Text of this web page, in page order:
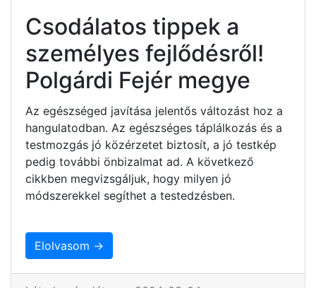
Csodálatos tippek a
személyes fejlődésről!
Polgárdi Fejér megye
Az egészséged javítása jelentős változást hoz a
hangulatodban. Az egészséges táplálkozás és a
testmozgás jó közérzetet biztosít, a jó testkép
pedig további önbizalmat ad. A következő
cikkben megvizsgáljuk, hogy milyen jó
módszerekkel segíthet a testedzésben.
Elolvasom →